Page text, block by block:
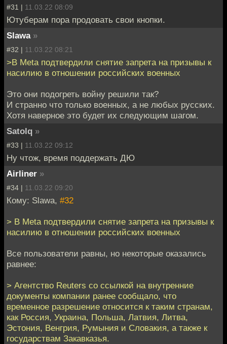
#31 | 11.03.22 08:09
Ютуберам пора продовать свои кнопки.
Slawa »
#32 | 11.03.22 08:21
>В Meta подтвердили снятие запрета на призывы к
насилию в отношении российских военных
Это они подогреть войну решили так?
И странно что только военных, а не любых русских.
Хотя наверное это будет их следующим шагом.
Satolq »
#33 | 11.03.22 09:12
Ну чтож, время поддержать ДЮ
Airliner »
#34 | 11.03.22 09:20
Кому: Slawa, #32
> В Meta подтвердили снятие запрета на призывы к
насилию в отношении российских военных
Все пользователи равны, но некоторые оказались
равнее:
> Агентство Reuters со ссылкой на внутренние
документы компании ранее сообщало, что
временное разрешение относится к таким странам,
как Россия, Украина, Польша, Латвия, Литва,
Эстония, Венгрия, Румыния и Словакия, а также к
государствам Закавказья.